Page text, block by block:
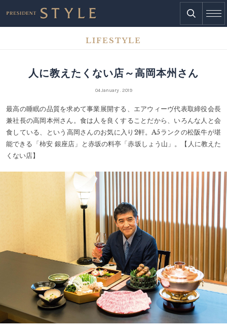
LIFESTYLE
人に教えたくない店～高岡本州さん
04 January . 2019
最高の睡眠の品質を求めて事業展開する、エアウィーヴ代表取締役会長
兼社長の高岡本州さん。食は人を良くすることだから、いろんな人と会
食している、という高岡さんのお気に入り2軒。A5ランクの松阪牛が堪
能できる「柿安 銀座店」と赤坂の料亭「赤坂しょう山」。【人に教えた
くない店】